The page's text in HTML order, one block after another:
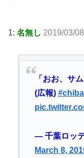
1: 名無し 2019/03/
「おお、サ
(広報)
— 千葉ロッ
March 8,